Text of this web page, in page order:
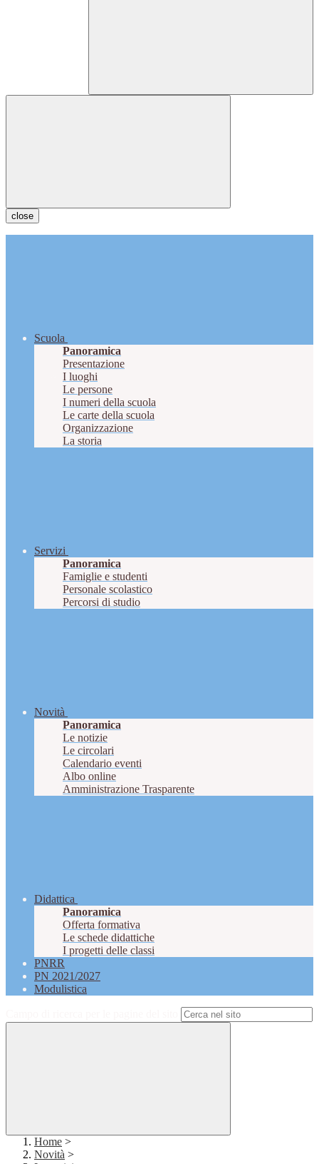
close
Scuola
Panoramica
Presentazione
I luoghi
Le persone
I numeri della scuola
Le carte della scuola
Organizzazione
La storia
Servizi
Panoramica
Famiglie e studenti
Personale scolastico
Percorsi di studio
Novità
Panoramica
Le notizie
Le circolari
Calendario eventi
Albo online
Amministrazione Trasparente
Didattica
Panoramica
Offerta formativa
Le schede didattiche
I progetti delle classi
PNRR
PN 2021/2027
Modulistica
Home >
Novità >